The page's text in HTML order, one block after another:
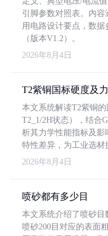
引脚参数对照表。内
用电路设计要点，数
（版本V1.2）。
2026年8月4日
T2紫铜国标硬度及
本文系统解读T2紫铜
T2_1/2H状态），结合
析其力学性能指标及
特性差异，为工业选材
2026年8月4日
喷砂都有多少目
本文系统介绍了喷砂
喷砂200目对应的表面